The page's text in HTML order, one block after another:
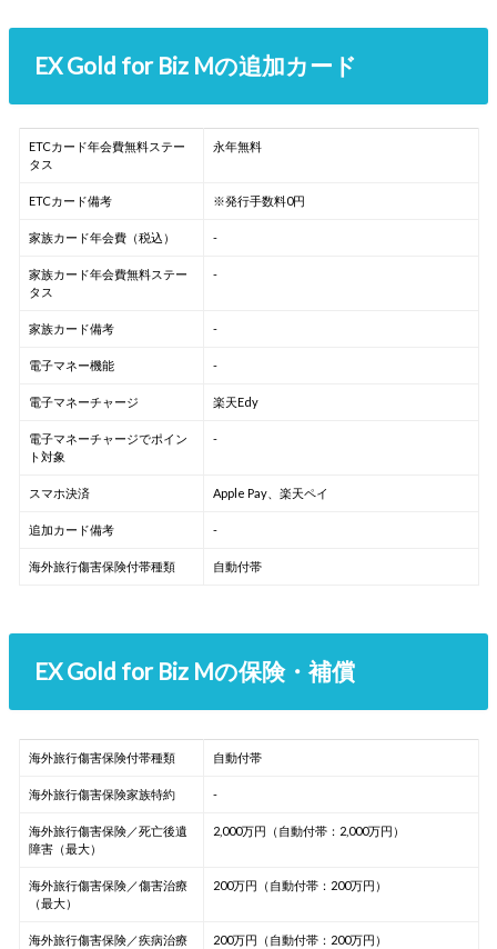
EX Gold for Biz Mの追加カード
ETCカード年会費無料ステー
タス
永年無料
ETCカード備考 ※発行手数料0円
家族カード年会費（税込） -
家族カード年会費無料ステー
タス
-
家族カード備考 -
電子マネー機能 -
電子マネーチャージ 楽天Edy
電子マネーチャージでポイン
ト対象
-
スマホ決済 Apple Pay、楽天ペイ
追加カード備考 -
海外旅行傷害保険付帯種類 自動付帯
EX Gold for Biz Mの保険・補償
海外旅行傷害保険付帯種類 自動付帯
海外旅行傷害保険家族特約 -
海外旅行傷害保険／死亡後遺
障害（最大）
2,000万円（自動付帯：2,000万円）
海外旅行傷害保険／傷害治療
（最大）
200万円（自動付帯：200万円）
海外旅行傷害保険／疾病治療
200万円（自動付帯：200万円）